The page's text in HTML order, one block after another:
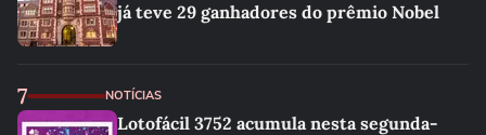
já teve 29 ganhadores do prêmio Nobel
7 NOTÍCIAS
Lotofácil 3752 acumula nesta segunda-